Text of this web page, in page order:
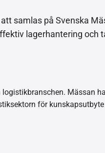
samlas på Svenska
lagerhantering och
Mässan
för